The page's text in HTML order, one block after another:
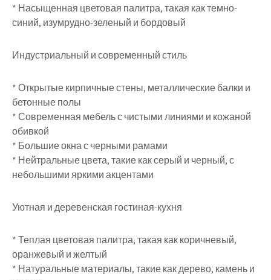
* Насыщенная цветовая палитра, такая как темно-
синий, изумрудно-зеленый и бордовый
Индустриальный и современный стиль
* Открытые кирпичные стены, металлические балки и
бетонные полы
* Современная мебель с чистыми линиями и кожаной
обивкой
* Большие окна с черными рамами
* Нейтральные цвета, такие как серый и черный, с
небольшими яркими акцентами
Уютная и деревенская гостиная-кухня
* Теплая цветовая палитра, такая как коричневый,
оранжевый и желтый
* Натуральные материалы, такие как дерево, камень и